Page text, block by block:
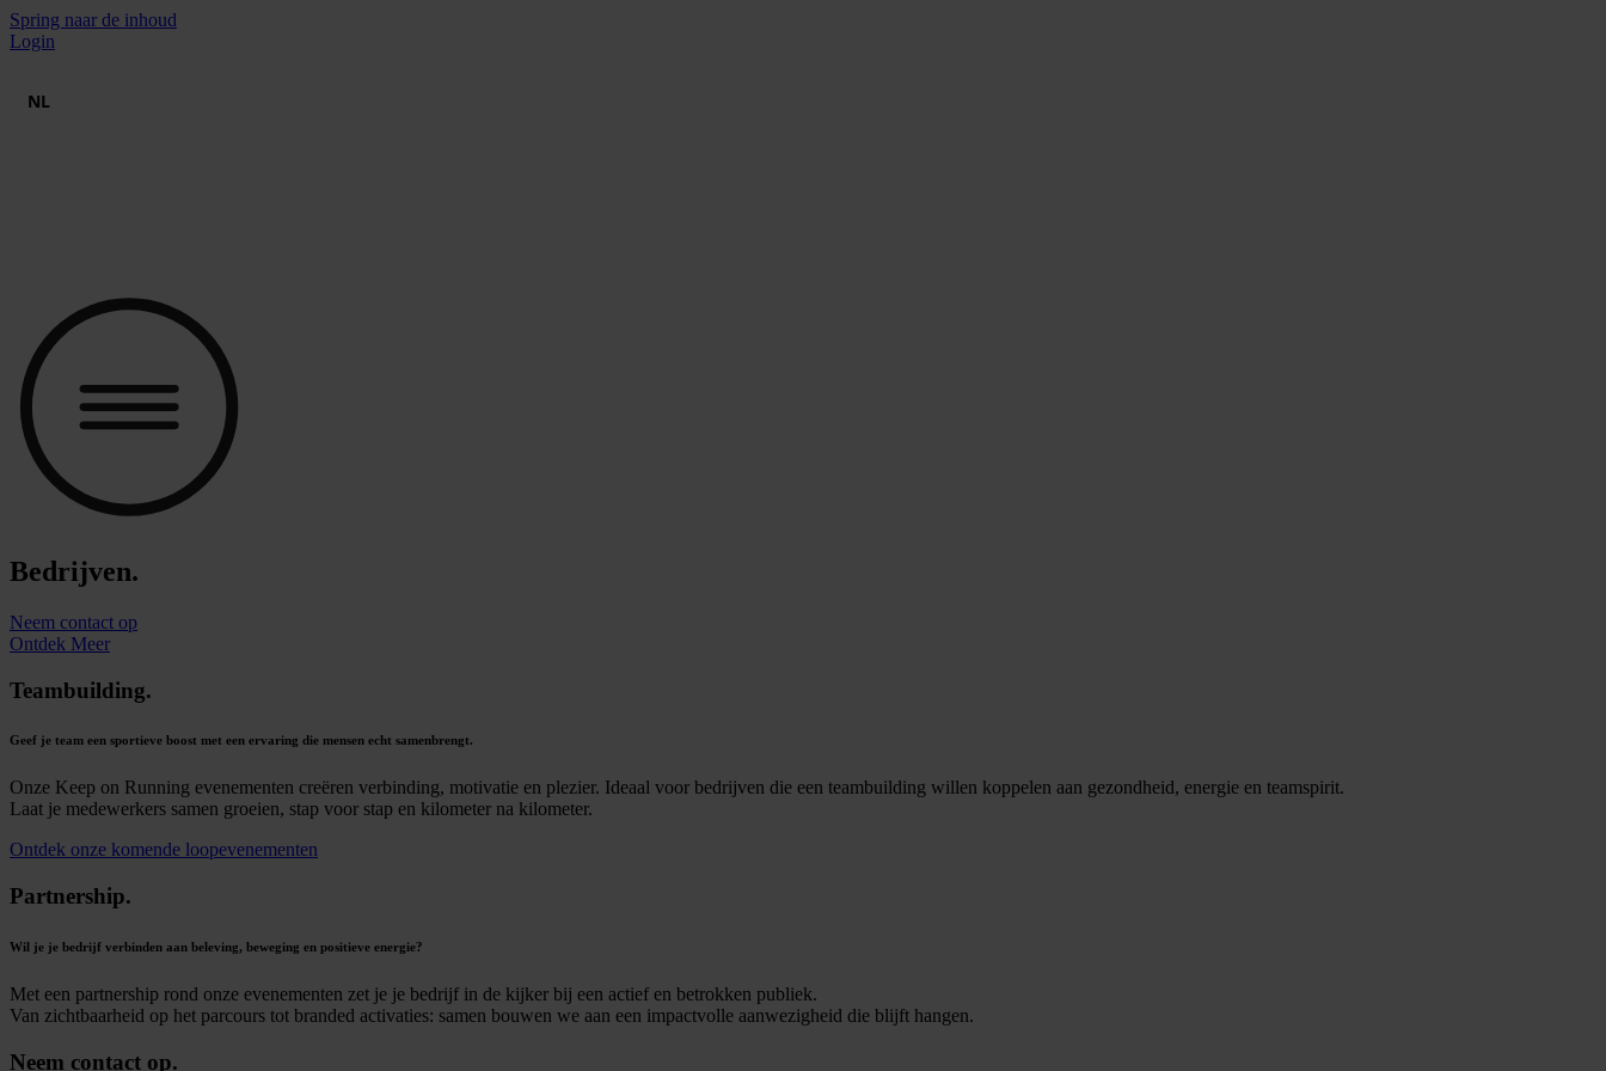
Spring naar de inhoud
Login
NL
Bedrijven.
Neem contact op
Ontdek Meer
Teambuilding.
Geef je team een sportieve boost met een ervaring die mensen echt samenbrengt.
Onze Keep on Running evenementen creëren verbinding, motivatie en plezier. Ideaal voor bedrijven die een teambuilding willen koppelen aan gezondheid, energie en teamspirit.
Laat je medewerkers samen groeien, stap voor stap en kilometer na kilometer.
Ontdek onze komende loopevenementen
Partnership.
Wil je je bedrijf verbinden aan beleving, beweging en positieve energie?
Met een partnership rond onze evenementen zet je je bedrijf in de kijker bij een actief en betrokken publiek.
Van zichtbaarheid op het parcours tot branded activaties: samen bouwen we aan een impactvolle aanwezigheid die blijft hangen.
Neem contact op.